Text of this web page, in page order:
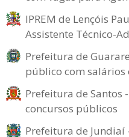
IPREM de Lençóis
Assistente Técnico-
Prefeitura de
público com salários
Prefeitura de Santos
concursos públicos
Prefeitura de Jundiaí